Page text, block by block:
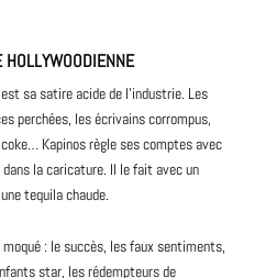
HOLLYWOODIENNE
sa satire acide de l’industrie. Les
perchées, les écrivains corrompus,
Kapinos règle ses comptes avec
la caricature. Il le fait avec un
tequila chaude.
: le succès, les faux sentiments,
star, les rédempteurs de